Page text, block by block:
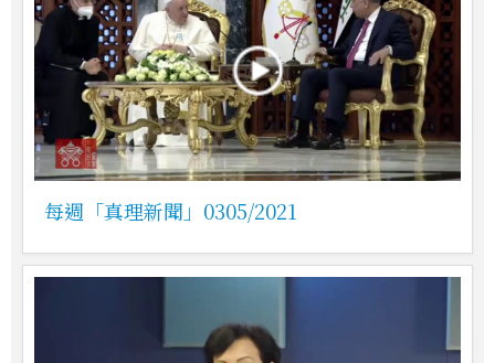
每週「真理新聞」0305/2021